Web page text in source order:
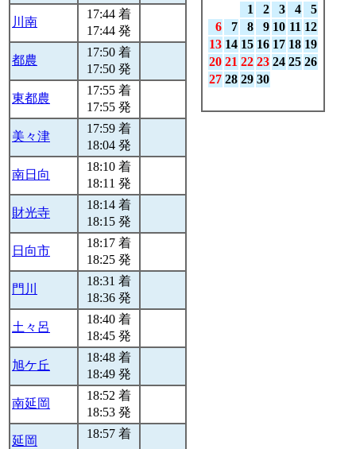
川南
17:44 着
17:44 発
都農
17:50 着
17:50 発
東都農
17:55 着
17:55 発
美々津
17:59 着
18:04 発
南日向
18:10 着
18:11 発
財光寺
18:14 着
18:15 発
日向市
18:17 着
18:25 発
門川
18:31 着
18:36 発
土々呂
18:40 着
18:45 発
旭ケ丘
18:48 着
18:49 発
南延岡
18:52 着
18:53 発
延岡
18:57 着
1
2 3 4
5
6
7 8 9 10 11 12
13 14 15 16 17 18 19
20 21 22 23 24 25 26
27 28 29 30